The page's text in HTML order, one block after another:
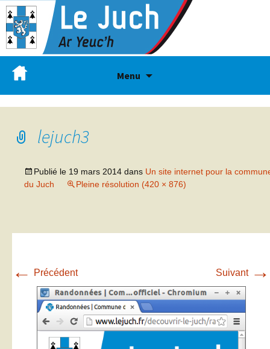
Menu
lejuch3
Publié le 19 mars 2014 dans Un site internet pour la
du Juch
Pleine résolution (420 × 876)
← Précédent Suivant →